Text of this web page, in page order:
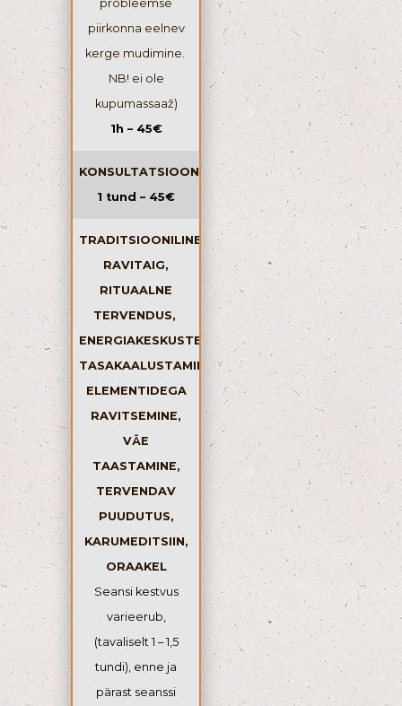
probleemse
piirkonna eelnev
kerge mudimine.
NB! ei ole
kupumassaaž)
1h – 45€
KONSULTATSIOON
1 tund – 45€
TRADITSIOONILINE
RAVITAIG,
RITUAALNE
TERVENDUS,
ENERGIAKESKUSTE
TASAKAALUSTAMINE,
ELEMENTIDEGA
RAVITSEMINE,
VÄE
TAASTAMINE,
TERVENDAV
PUUDUTUS,
KARUMEDITSIIN,
ORAAKEL
Seansi kestvus
varieerub,
(tavaliselt 1 – 1,5
tundi), enne ja
pärast seanssi